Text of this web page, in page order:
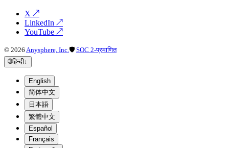
X ↗
LinkedIn ↗
YouTube ↗
© 2026 Anysphere, Inc. 🛡 SOC 2-प्रमाणित
🌐हिन्दी↓
English
简体中文
日本語
繁體中文
Español
Français